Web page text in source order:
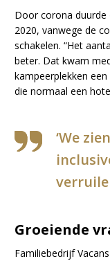
Door corona duurde
2020, vanwege de
schakelen. “Het
beter. Dat kwam
kampeerplekken
die normaal een
‘We
Groeiende
Familiebedrijf